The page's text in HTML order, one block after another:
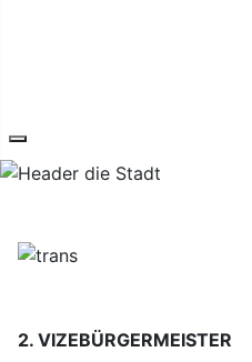
2. VIZEBÜRGERMEISTER